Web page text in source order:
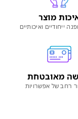
מוצר
ייחודיים ואיכותיים
מאובטחת
רחב של אפשרויות